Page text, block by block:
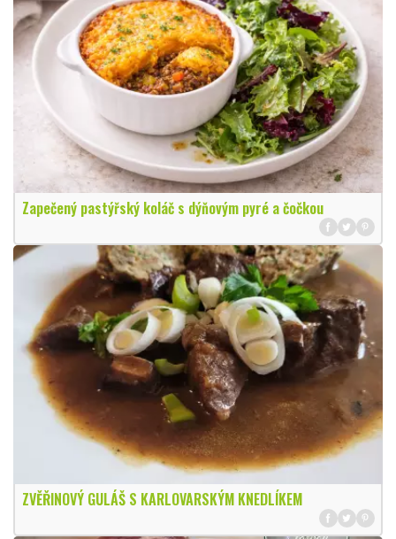
Zapečený pastýřský koláč s dýňovým pyré a čočkou
ZVĚŘINOVÝ GULÁŠ S KARLOVARSKÝM KNEDLÍKEM